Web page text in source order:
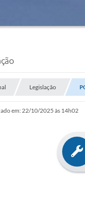
Legislação
em: 22/10/2025 às 14h02